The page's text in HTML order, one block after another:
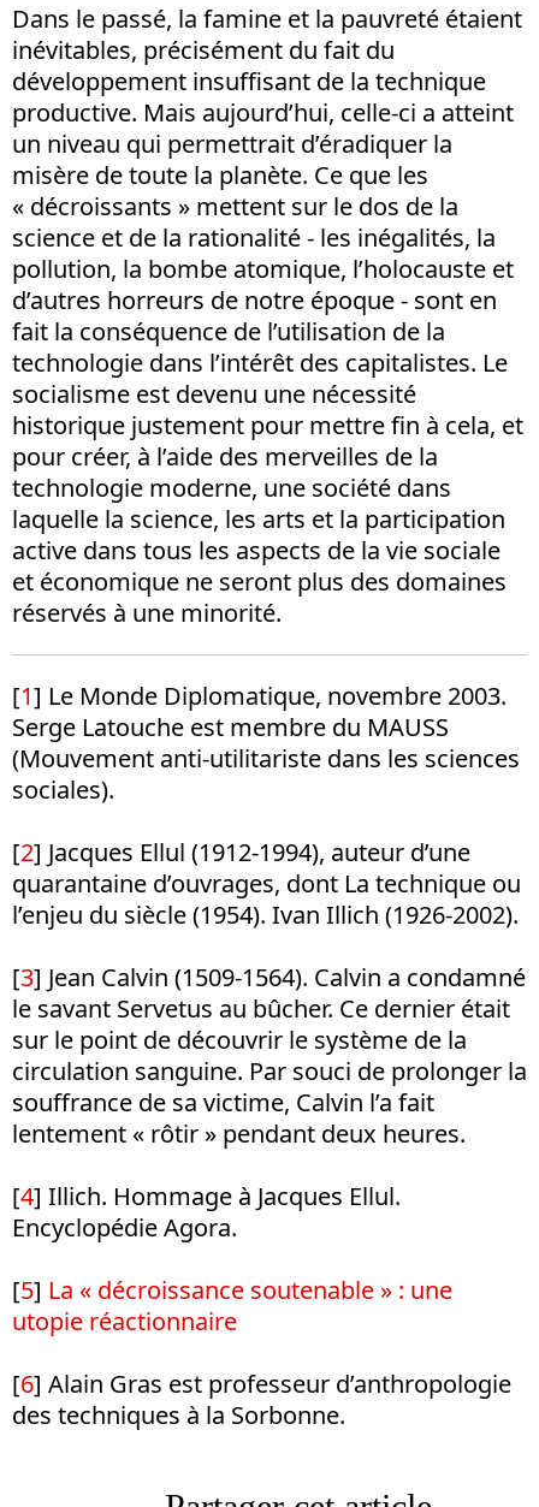
Dans le passé, la famine et la pauvreté étaient
inévitables, précisément du fait du
développement insuffisant de la technique
productive. Mais aujourd’hui, celle-ci a atteint
un niveau qui permettrait d’éradiquer la
misère de toute la planète. Ce que les
« décroissants » mettent sur le dos de la
science et de la rationalité - les inégalités, la
pollution, la bombe atomique, l’holocauste et
d’autres horreurs de notre époque - sont en
fait la conséquence de l’utilisation de la
technologie dans l’intérêt des capitalistes. Le
socialisme est devenu une nécessité
historique justement pour mettre fin à cela, et
pour créer, à l’aide des merveilles de la
technologie moderne, une société dans
laquelle la science, les arts et la participation
active dans tous les aspects de la vie sociale
et économique ne seront plus des domaines
réservés à une minorité.
[1] Le Monde Diplomatique, novembre 2003.
Serge Latouche est membre du MAUSS
(Mouvement anti-utilitariste dans les sciences
sociales).
[2] Jacques Ellul (1912-1994), auteur d’une
quarantaine d’ouvrages, dont La technique ou
l’enjeu du siècle (1954). Ivan Illich (1926-2002).
[3] Jean Calvin (1509-1564). Calvin a condamné
le savant Servetus au bûcher. Ce dernier était
sur le point de découvrir le système de la
circulation sanguine. Par souci de prolonger la
souffrance de sa victime, Calvin l’a fait
lentement « rôtir » pendant deux heures.
[4] Illich. Hommage à Jacques Ellul.
Encyclopédie Agora.
[5] La « décroissance soutenable » : une
utopie réactionnaire
[6] Alain Gras est professeur d’anthropologie
des techniques à la Sorbonne.